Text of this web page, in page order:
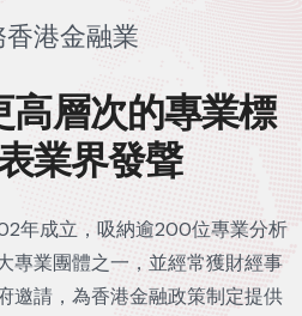
港金融業
高層次的專業標
業界發聲
年成立，吸納逾200位專業分析
專業團體之一，並經常獲財經事
邀請，為香港金融政策制定提供